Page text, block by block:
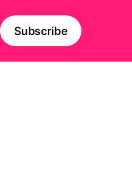
Subscribe